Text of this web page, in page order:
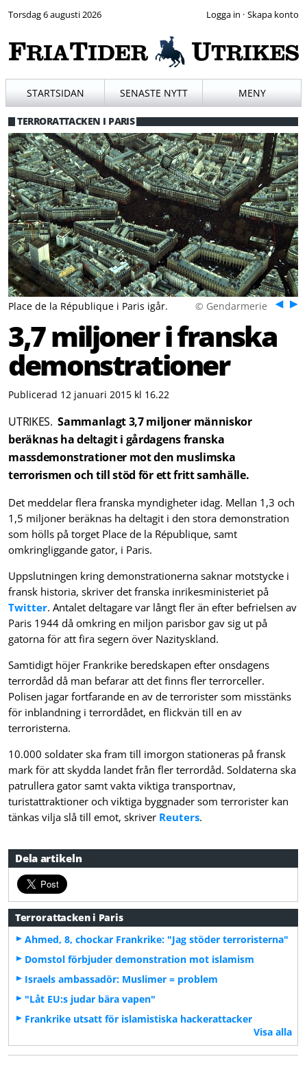
Torsdag 6 augusti 2026 ·
STARTSIDAN SENASTE NYTT MENY
TERRORATTACKEN I PARIS
© Gendarmerie
Place de la République i Paris igår.
3,7 miljoner i franska
demonstrationer
Publicerad 12 januari 2015 kl 16.22
UTRIKES. Sammanlagt 3,7 miljoner människor
beräknas ha deltagit i gårdagens franska
massdemonstrationer mot den muslimska
terrorismen och till stöd för ett fritt samhälle.
Dela artikeln
Det meddelar flera franska myndigheter idag. Mellan 1,3 och
1,5 miljoner beräknas ha deltagit i den stora demonstration
som hölls på torget Place de la République, samt
omkringliggande gator, i Paris.
Uppslutningen kring demonstrationerna saknar motstycke i
fransk historia, skriver det franska inrikesministeriet på
Twitter. Antalet deltagare var långt fler än efter befrielsen av
Paris 1944 då omkring en miljon parisbor gav sig ut på
gatorna för att fira segern över Nazityskland.
Samtidigt höjer Frankrike beredskapen efter onsdagens
terrordåd då man befarar att det finns fler terrorceller.
Polisen jagar fortfarande en av de terrorister som misstänks
för inblandning i terrordådet, en flickvän till en av
terroristerna.
10.000 soldater ska fram till imorgon stationeras på fransk
mark för att skydda landet från fler terrordåd. Soldaterna ska
patrullera gator samt vakta viktiga transportnav,
turistattraktioner och viktiga byggnader som terrorister kan
tänkas vilja slå till emot, skriver Reuters.
Terrorattacken i Paris
Ahmed, 8, chockar Frankrike: "Jag stöder terroristerna"
Domstol förbjuder demonstration mot islamism
Israels ambassadör: Muslimer = problem
"Låt EU:s judar bära vapen"
Frankrike utsatt för islamistiska hackerattacker
Visa alla